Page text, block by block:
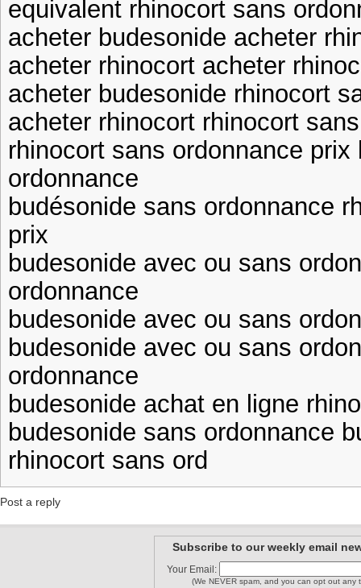
equivalent rhinocort sans
acheter budesonide acheter
acheter rhinocort acheter
acheter budesonide rhinocort
acheter rhinocort rhinocort
rhinocort sans ordonnance
ordonnance
budésonide sans ordonnance
prix
budesonide avec ou sans
ordonnance
budesonide avec ou sans
budesonide avec ou sans
ordonnance
budesonide achat en ligne
budesonide sans ordonnance
rhinocort sans ord
Post a reply
Subscribe to our weekly email
Your Email:
(We NEVER spam, and you can opt out any